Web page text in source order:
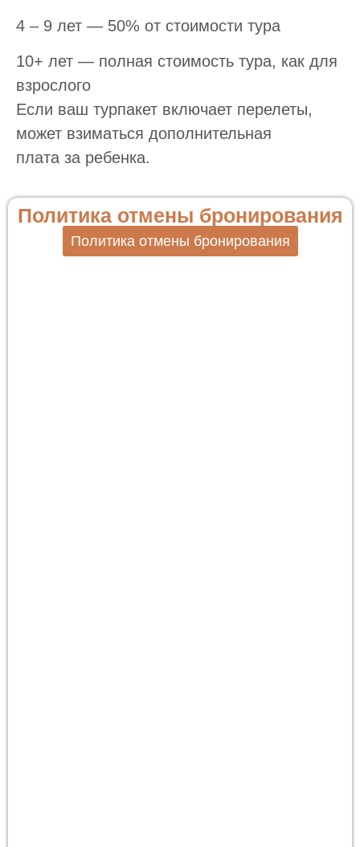
4 – 9 лет — 50% от стоимости тура
10+ лет — полная стоимость тура, как для
взрослого
Если ваш турпакет включает перелеты,
может взиматься дополнительная
плата за ребенка.
Политика отмены бронирования
Политика отмены бронирования